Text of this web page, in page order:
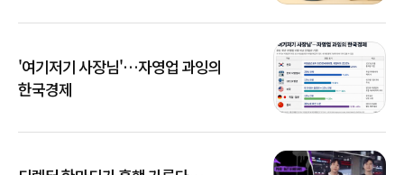
'여기저기 사장님'…자영업 과잉의
한국경제